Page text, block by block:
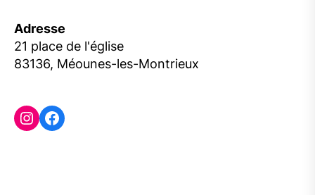
Adresse
21 place de l'église
83136, Méounes-les-Montrieux
Instagram
Facebook